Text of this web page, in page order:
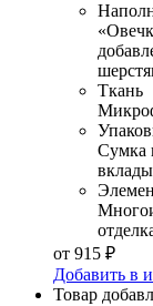
Ткань
Сумка
от 915 ₽
Добавить в
Товар